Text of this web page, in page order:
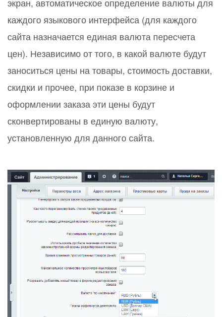
экран, автоматическое определение валюты для
каждого языкового интерфейса (для каждого
сайта назначается единая валюта пересчета
цен). Независимо от того, в какой валюте будут
заноситься цены на товары, стоимость доставки,
скидки и прочее, при показе в корзине и
оформлении заказа эти цены будут
сконвертированы в единую валюту,
установленную для данного сайта.